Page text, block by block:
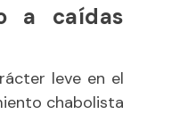
a caídas
leve en el
chabolista